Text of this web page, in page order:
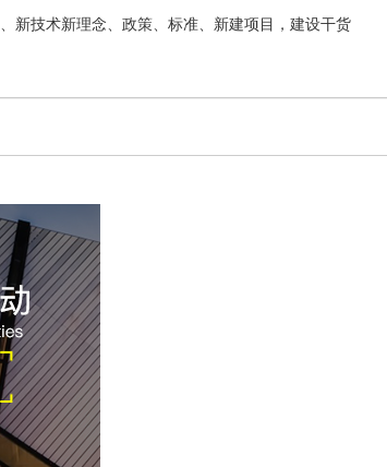
新技术新理念、政策、标准、新建项目，建设干货